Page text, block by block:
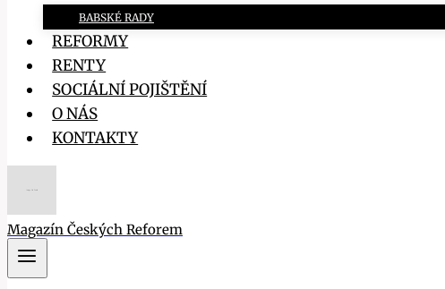
BABSKÉ RADY
REFORMY
RENTY
SOCIÁLNÍ POJIŠTĚNÍ
O NÁS
KONTAKTY
Magazín Českých Reforem